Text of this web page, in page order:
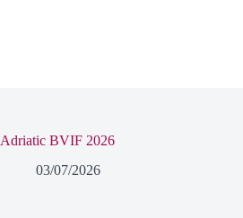
Adriatic BVIF 2026
03/07/2026